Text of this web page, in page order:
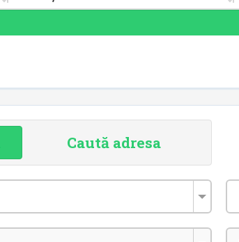
Caută adresa